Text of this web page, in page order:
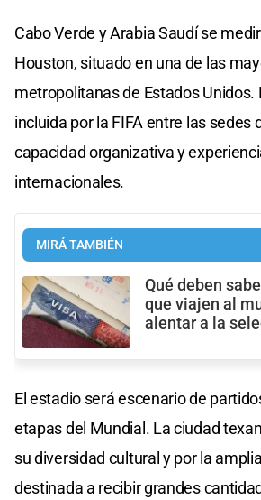
Cabo Verde y Arabia Saudí se
Houston, situado en una de las
metropolitanas de Estados Unidos.
incluida por la FIFA entre las sedes
capacidad organizativa y
internacionales.
MIRÁ TAMBIÉN
Qué deben
que viajen al
alentar a la
El estadio será escenario de
etapas del Mundial. La ciudad
su diversidad cultural y por la
destinada a recibir grandes